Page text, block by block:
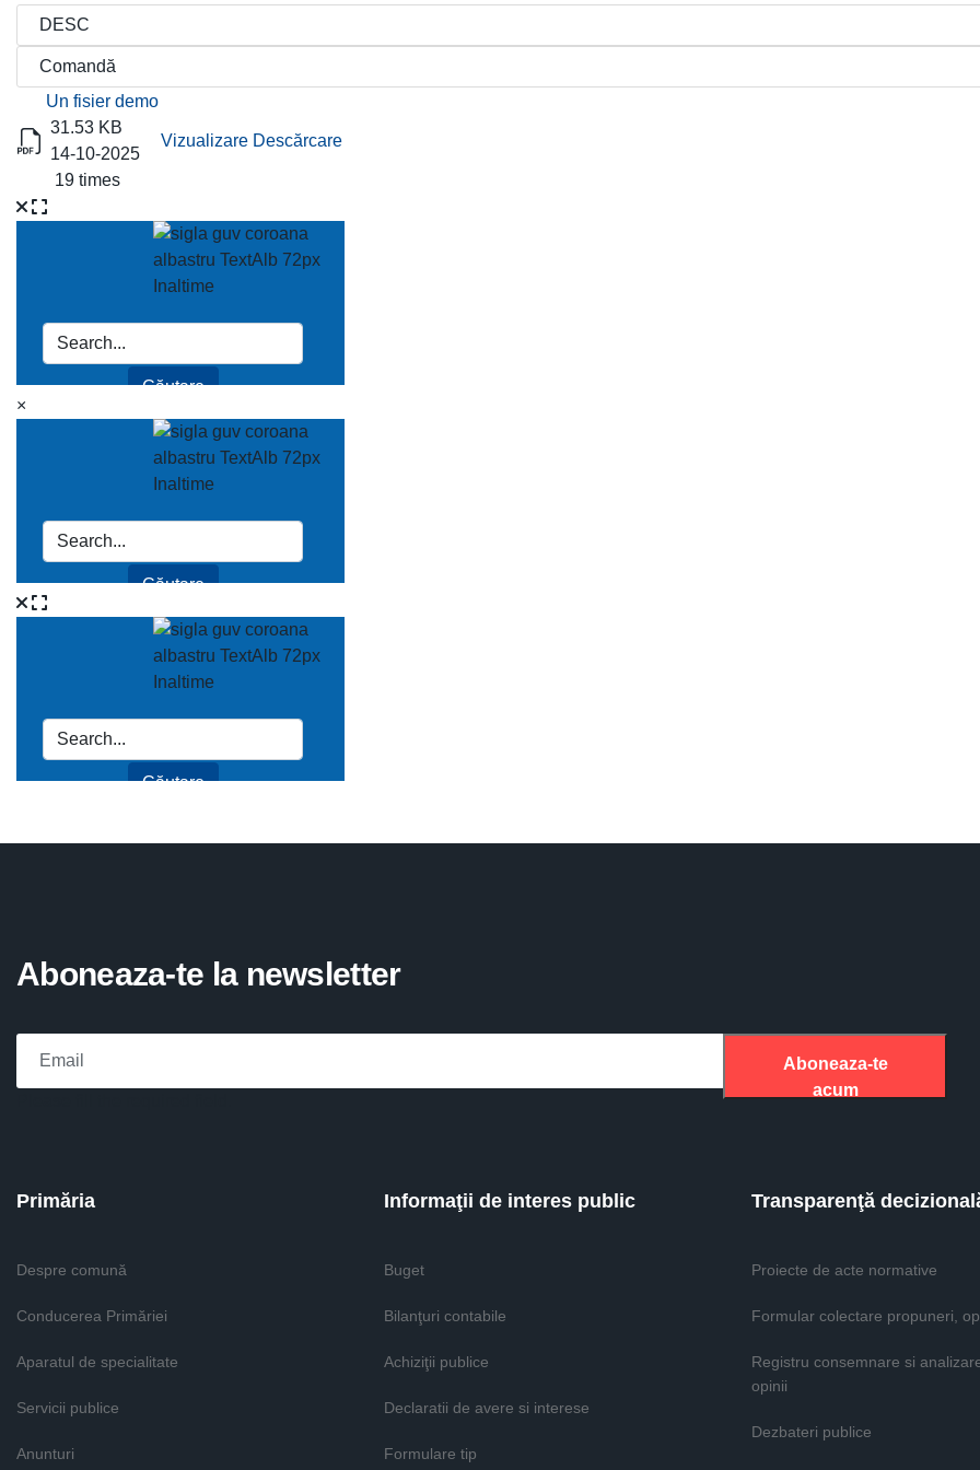
Titlu
Descărcare
Un fisier demo
31.53 KB
14-10-2025
19 times
Vizualizare Descărcare
×
Aboneaza-te la newsletter
Aboneaza-te
acum
Primăria
Despre comună
Conducerea Primăriei
Aparatul de specialitate
Servicii publice
Anunturi
Informaţii de interes public
Buget
Bilanţuri contabile
Achiziţii publice
Declaratii de avere si interese
Formulare tip
Transparenţă
Proiecte de acte normative
Formular colectare propuneri,
Registru consemnare si
opinii
Dezbateri publice